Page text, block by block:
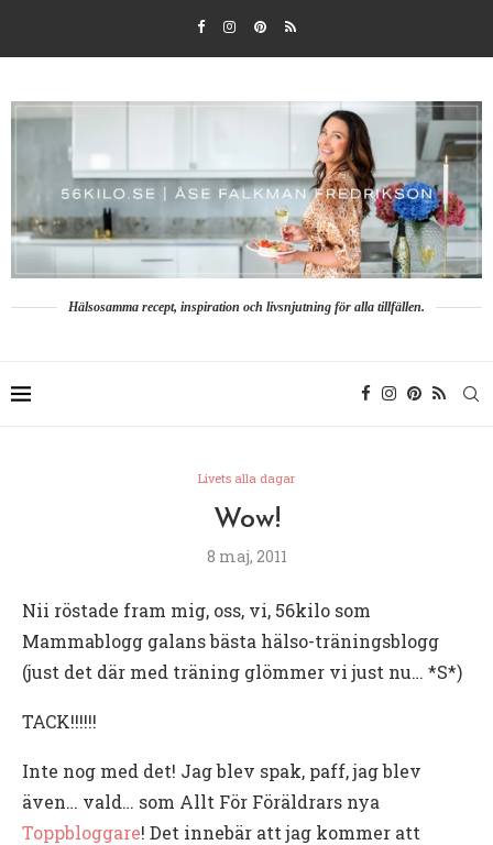
Hälsosamma recept, inspiration och livsnjutning för alla tillfällen.
Livets alla dagar
Wow!
8 maj, 2011
Nii röstade fram mig, oss, vi, 56kilo som
Mammablogg galans bästa hälso-träningsblogg
(just det där med träning glömmer vi just nu… *S*)
TACK!!!!!!
Inte nog med det! Jag blev spak, paff, jag blev
även… vald… som Allt För Föräldrars nya
Toppbloggare! Det innebär att jag kommer att